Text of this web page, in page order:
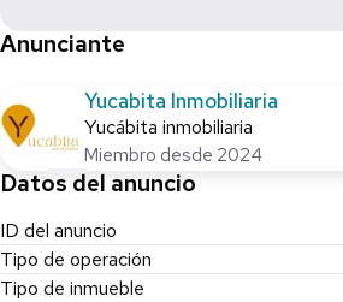
Estructura metálica en patio
● Muebles de la propiedad:
Libre de gravamen
Entrega inmediata
Anunciante
Yucabita Inmobiliaria
Yucábita inmobiliaria
Miembro desde 2024
Datos del anuncio
ID del anuncio
Tipo de operación
Tipo de inmueble